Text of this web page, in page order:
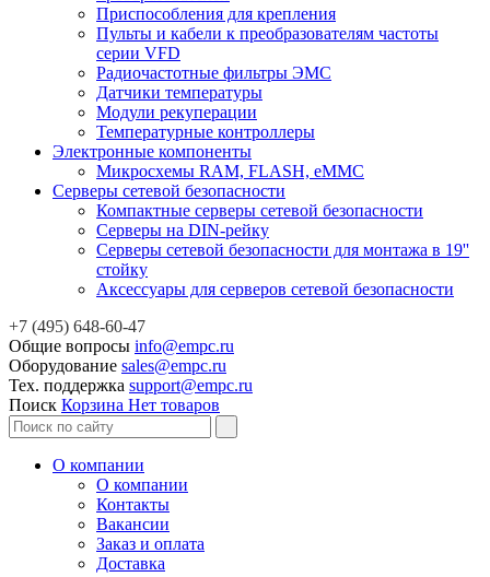
Приспособления для крепления
Пульты и кабели к преобразователям частоты
серии VFD
Радиочастотные фильтры ЭМС
Датчики температуры
Модули рекуперации
Температурные контроллеры
Электронные компоненты
Микросхемы RAM, FLASH, eMMC
Серверы сетевой безопасности
Компактные серверы сетевой безопасности
Серверы на DIN-рейку
Серверы сетевой безопасности для монтажа в 19''
стойку
Аксессуары для серверов сетевой безопасности
+7 (495) 648-60-47
Общие вопросы info@empc.ru
Оборудование sales@empc.ru
Тех. поддержка support@empc.ru
Поиск Корзина Нет товаров
О компании
О компании
Контакты
Вакансии
Заказ и оплата
Доставка